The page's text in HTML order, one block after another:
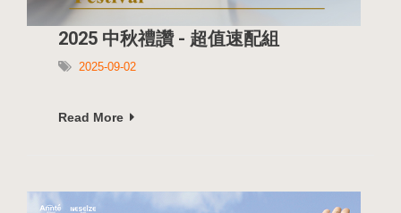
2025 中秋禮讚 - 超值速配組
2025-09-02
Read More